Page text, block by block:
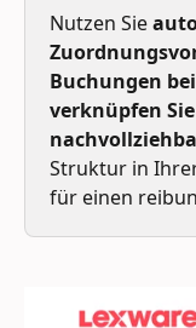
Nutzen Sie
Buchungen
verknüpfen
Struktur in
für einen